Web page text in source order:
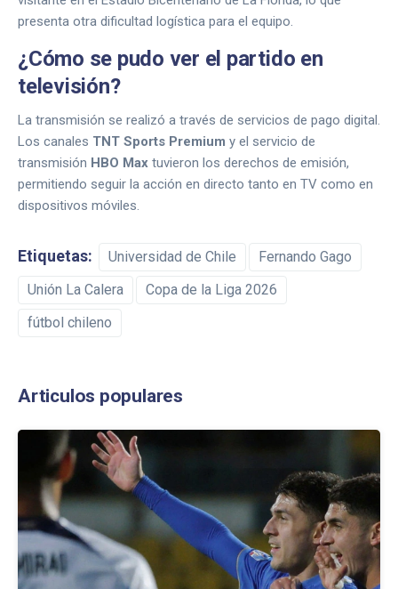
presenta otra dificultad logística para el equipo.
¿Cómo se pudo ver el partido en
televisión?
La transmisión se realizó a través de servicios de pago digital.
Los canales TNT Sports Premium y el servicio de
transmisión HBO Max tuvieron los derechos de emisión,
permitiendo seguir la acción en directo tanto en TV como en
dispositivos móviles.
Etiquetas: Universidad de Chile
Fernando Gago
Unión La Calera
Copa de la Liga 2026
fútbol chileno
Articulos populares